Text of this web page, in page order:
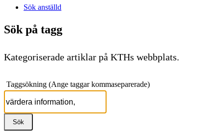
Sök anställd
Sök på tagg
Kategoriserade artiklar på KTHs webbplats.
Taggsökning (Ange taggar kommaseparerade)